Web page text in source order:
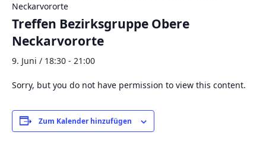
Neckarvororte
Treffen Bezirksgruppe Obere
Neckarvororte
9. Juni / 18:30 - 21:00
Sorry, but you do not have permission to view this content.
Zum Kalender hinzufügen